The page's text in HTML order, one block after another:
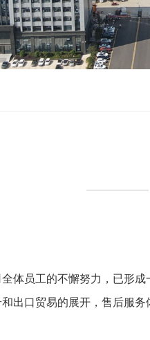
体员工的不懈努力，已形
出口贸易的展开，售后服务